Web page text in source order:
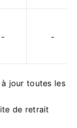
- -
jour toutes les
de retrait